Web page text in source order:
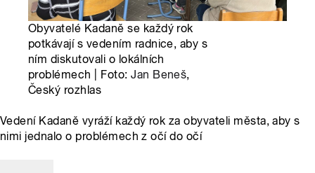
Obyvatelé Kadaně se každý rok
potkávají s vedením radnice, aby s
ním diskutovali o lokálních
problémech | Foto:Jan Beneš,
Český rozhlas
Vedení Kadaně vyráží každý rok za obyvateli města, aby s
nimi jednalo o problémech z očí do očí